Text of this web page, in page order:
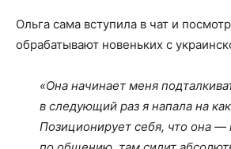
Ольга сама вступила в чат и
обрабатывают новеньких с
«Она начинает меня
в следующий раз я напала на
Позиционирует себя, что она —